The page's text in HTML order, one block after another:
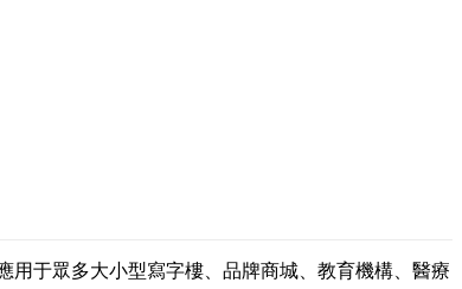
用于眾多大小型寫字樓、品牌商城、教育機構、醫療